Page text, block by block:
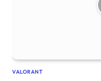
VALORANT